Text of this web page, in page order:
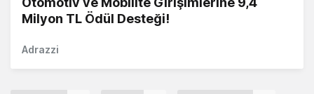
Milyon TL Ödül Desteği!
Adrazzi